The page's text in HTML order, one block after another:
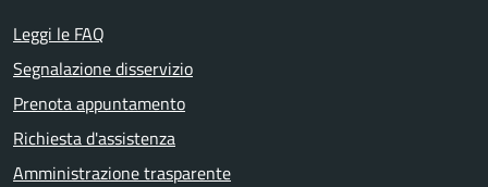
Leggi le FAQ
Segnalazione disservizio
Prenota appuntamento
Richiesta d'assistenza
Amministrazione trasparente